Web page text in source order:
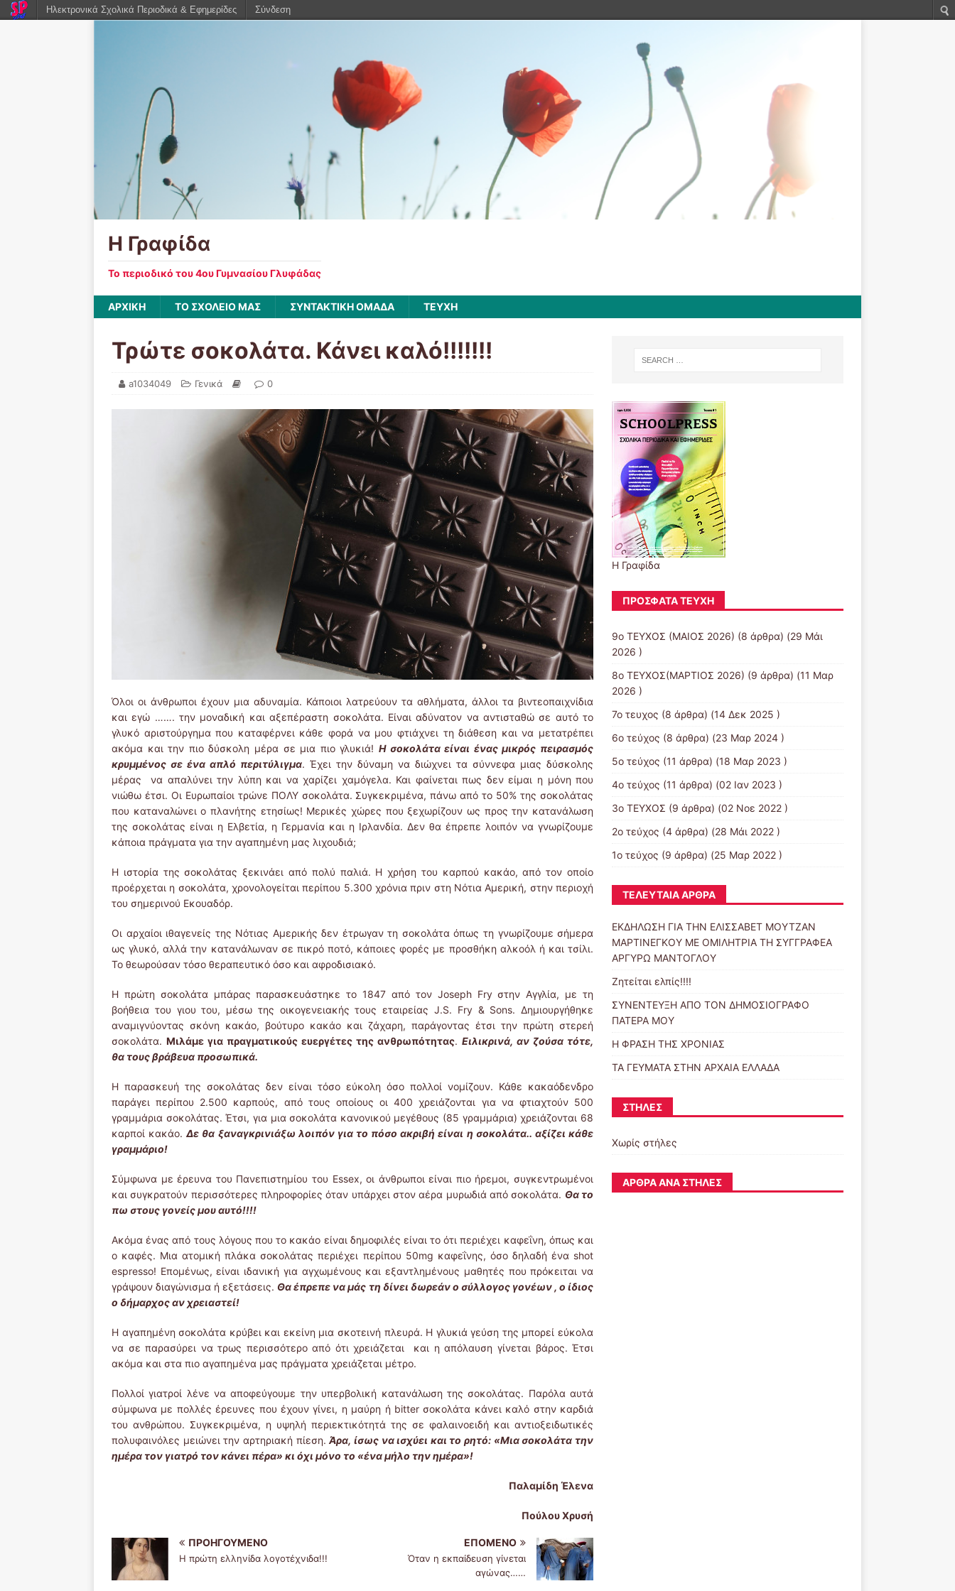
Η Γραφίδα
Το περιοδικό του 4ου Γυμνασίου Γλυφάδας
ΑΡΧΙΚΉ ΤΟ ΣΧΟΛΕΙΟ ΜΑΣ ΣΥΝΤΑΚΤΙΚΗ ΟΜΑΔΑ ΤΕΥΧΗ
Τρώτε σοκολάτα. Κάνει καλό!!!!!!!
a1034049 Γενικά 0
Όλοι οι άνθρωποι έχουν μια αδυναμία. Κάποιοι λατρεύουν τα αθλήματα, άλλοι τα βιντεοπαιχνίδια
και εγώ ……. την μοναδική και αξεπέραστη σοκολάτα. Είναι αδύνατον να αντισταθώ σε αυτό το
γλυκό αριστούργημα που καταφέρνει κάθε φορά να μου φτιάχνει τη διάθεση και να μετατρέπει
ακόμα και την πιο δύσκολη μέρα σε μια πιο γλυκιά!Hσοκολάτα είναι ένας μικρός πειρασμός
κρυμμένος σε ένα απλό περιτύλιγμα. Έχει την δύναμη να διώχνει τα σύννεφα μιας δύσκολης
μέρας να απαλύνει την λύπη και να χαρίζει χαμόγελα. Και φαίνεται πως δεν είμαι η μόνη που
νιώθω έτσι. Οι Ευρωπαίοι τρώνε ΠΟΛΥ σοκολάτα. Συγκεκριμένα, πάνω από το 50% της σοκολάτας
που καταναλώνει ο πλανήτης ετησίως! Μερικές χώρες που ξεχωρίζουν ως προς την κατανάλωση
της σοκολάτας είναι η Ελβετία, η Γερμανία και η Ιρλανδία. Δεν θα έπρεπε λοιπόν να γνωρίζουμε
κάποια πράγματα για την αγαπημένη μας λιχουδιά;
Η ιστορία της σοκολάτας ξεκινάει από πολύ παλιά. Η χρήση του καρπού κακάο, από τον οποίο
προέρχεται η σοκολάτα, χρονολογείται περίπου 5.300 χρόνια πριν στη Νότια Αμερική, στην περιοχή
του σημερινού Εκουαδόρ.
Οι αρχαίοι ιθαγενείς της Νότιας Αμερικής δεν έτρωγαν τη σοκολάτα όπως τη γνωρίζουμε σήμερα
ως γλυκό, αλλά την κατανάλωναν σε πικρό ποτό, κάποιες φορές με προσθήκη αλκοόλ ή και τσίλι.
Το θεωρούσαν τόσο θεραπευτικό όσο και αφροδισιακό.
Η πρώτη σοκολάτα μπάρας παρασκευάστηκε το 1847 από τον Joseph Fry στην Αγγλία, με τη
βοήθεια του γιου του, μέσω της οικογενειακής τους εταιρείας J.S. Fry & Sons. Δημιουργήθηκε
αναμιγνύοντας σκόνη κακάο, βούτυρο κακάο και ζάχαρη, παράγοντας έτσι την πρώτη στερεή
σοκολάτα.Μιλάμε για πραγματικούς ευεργέτες της ανθρωπότητας.Ειλικρινά, αν ζούσα τότε,
θα τους βράβευα προσωπικά.
Η παρασκευή της σοκολάτας δεν είναι τόσο εύκολη όσο πολλοί νομίζουν. Κάθε κακαόδενδρο
παράγει περίπου 2.500 καρπούς, από τους οποίους οι 400 χρειάζονται για να φτιαχτούν 500
γραμμάρια σοκολάτας. Έτσι, για μια σοκολάτα κανονικού μεγέθους (85 γραμμάρια) χρειάζονται 68
καρποί κακάο.Δε θα ξαναγκρινιάξω λοιπόν για το πόσο ακριβή είναι η σοκολάτα.. αξίζει κάθε
γραμμάριο!
Σύμφωνα με έρευνα του Πανεπιστημίου του Essex, οι άνθρωποι είναι πιο ήρεμοι, συγκεντρωμένοι
και συγκρατούν περισσότερες πληροφορίες όταν υπάρχει στον αέρα μυρωδιά από σοκολάτα. Θα το
πω στους γονείς μου αυτό!!!!
Ακόμα ένας από τους λόγους που το κακάο είναι δημοφιλές είναι το ότι περιέχει καφεΐνη, όπως και
ο καφές. Μια ατομική πλάκα σοκολάτας περιέχει περίπου 50mg καφεΐνης, όσο δηλαδή ένα shot
espresso! Επομένως, είναι ιδανική για αγχωμένους και εξαντλημένους μαθητές που πρόκειται να
γράψουν διαγώνισμα ή εξετάσεις. Θα έπρεπε να μάς τη δίνει δωρεάν ο σύλλογος γονέων , ο ίδιος
ο δήμαρχος αν χρειαστεί!
Η αγαπημένη σοκολάτα κρύβει και εκείνη μια σκοτεινή πλευρά. Η γλυκιά γεύση της μπορεί εύκολα
να σε παρασύρει να τρως περισσότερο από ότι χρειάζεται και η απόλαυση γίνεται βάρος. Έτσι
ακόμα και στα πιο αγαπημένα μας πράγματα χρειάζεται μέτρο.
Πολλοί γιατροί λένε να αποφεύγουμε την υπερβολική κατανάλωση της σοκολάτας. Παρόλα αυτά
σύμφωνα με πολλές έρευνες που έχουν γίνει, η μαύρη ή bitter σοκολάτα κάνει καλό στην καρδιά
του ανθρώπου. Συγκεκριμένα, η υψηλή περιεκτικότητά της σε φαλαινοειδή και αντιοξειδωτικές
πολυφαινόλες μειώνει την αρτηριακή πίεση.Άρα, ίσως να ισχύει και το ρητό: «Μια σοκολάτα την
ημέρα τον γιατρό τον κάνει πέρα» κι όχι μόνο το «ένα μήλο την ημέρα»!
Παλαμίδη Έλενα
Πούλου Χρυσή
ΠΡΟΗΓΟΎΜΕΝΟ
Η πρώτη ελληνίδα λογοτέχνιδα!!!
ΕΠΌΜΕΝΟ
Όταν η εκπαίδευση γίνεται
αγώνας……
Η Γραφίδα
ΠΡΌΣΦΑΤΑ ΤΕΎΧΗ
9ο ΤΕΥΧΟΣ (ΜΑΙΟΣ 2026) (8 άρθρα) (29 Μάι
2026 )
8ο ΤΕΥΧΟΣ(ΜΑΡΤΙΟΣ 2026) (9 άρθρα) (11 Μαρ
2026 )
7ο τευχος (8 άρθρα) (14 Δεκ 2025 )
6ο τεύχος (8 άρθρα) (23 Μαρ 2024 )
5ο τεύχος (11 άρθρα) (18 Μαρ 2023 )
4ο τεύχος (11 άρθρα) (02 Ιαν 2023 )
3ο ΤΕΥΧΟΣ (9 άρθρα) (02 Νοε 2022 )
2ο τεύχος (4 άρθρα) (28 Μάι 2022 )
1ο τεύχος (9 άρθρα) (25 Μαρ 2022 )
ΤΕΛΕΥΤΑΊΑ ΆΡΘΡΑ
ΕΚΔΗΛΩΣΗ ΓΙΑ ΤΗΝ ΕΛΙΣΣΑΒΕΤ ΜΟΥΤΖΑΝ
ΜΑΡΤΙΝΕΓΚΟΥ ΜΕ ΟΜΙΛΗΤΡΙΑ ΤΗ ΣΥΓΓΡΑΦΕΑ
ΑΡΓΥΡΩ ΜΑΝΤΟΓΛΟΥ
Ζητείται ελπίς!!!!
ΣΥΝΕΝΤΕΥΞΗ ΑΠΟ ΤΟΝ ΔΗΜΟΣΙΟΓΡΑΦΟ
ΠΑΤΕΡΑ ΜΟΥ
Η ΦΡΑΣΗ ΤΗΣ ΧΡΟΝΙΑΣ
ΤΑ ΓΕΥΜΑΤΑ ΣΤΗΝ ΑΡΧΑΙΑ ΕΛΛΑΔΑ
ΣΤΉΛΕΣ
Χωρίς στήλες
ΆΡΘΡΑ ΑΝΆ ΣΤΉΛΕΣ
Ηλεκτρονικά Σχολικά Περιοδικά & Εφημερίδες Σύνδεση